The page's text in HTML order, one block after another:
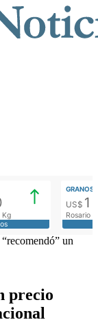
Kg
GRANOS
US$
Rosario
un
precio